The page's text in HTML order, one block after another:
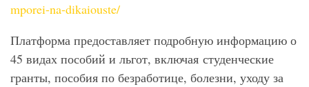
mporei-na-dikaiouste/
Платформа предоставляет подробную информацию о
45 видах пособий и льгот, включая студенческие
гранты, пособия по безработице, болезни, уходу за